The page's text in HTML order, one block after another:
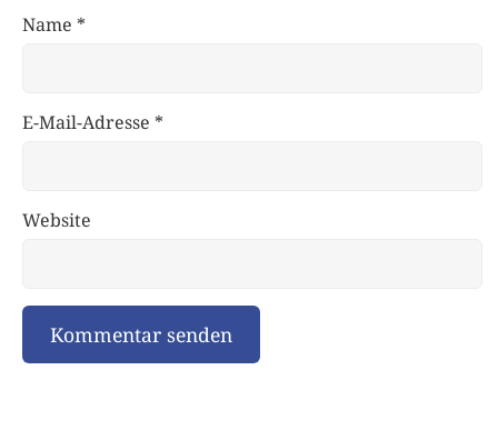
Name *
E-Mail-Adresse *
Website